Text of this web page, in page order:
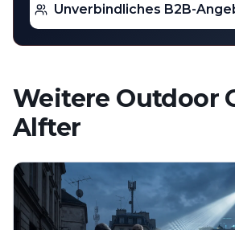
Unverbindliches B2B-
Weitere Outdoor
Alfter⁠